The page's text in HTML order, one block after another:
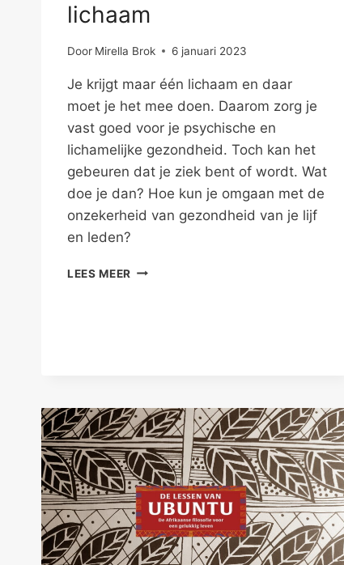
lichaam
Door Mirella Brok 6 januari 2023
Je krijgt maar één lichaam en daar
moet je het mee doen. Daarom zorg je
vast goed voor je psychische en
lichamelijke gezondheid. Toch kan het
gebeuren dat je ziek bent of wordt. Wat
doe je dan? Hoe kun je omgaan met de
onzekerheid van gezondheid van je lijf
en leden?
LEES MEER JE